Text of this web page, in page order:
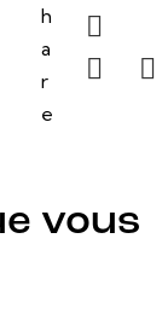
h
a
r
e
vous